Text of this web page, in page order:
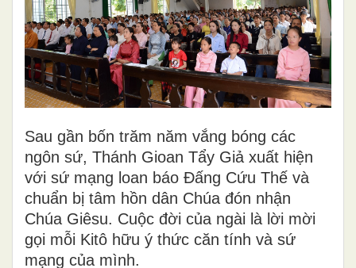
Sau gần bốn trăm năm vắng bóng các
ngôn sứ, Thánh Gioan Tẩy Giả xuất hiện
với sứ mạng loan báo Đấng Cứu Thế và
chuẩn bị tâm hồn dân Chúa đón nhận
Chúa Giêsu. Cuộc đời của ngài là lời mời
gọi mỗi Kitô hữu ý thức căn tính và sứ
mạng của mình.